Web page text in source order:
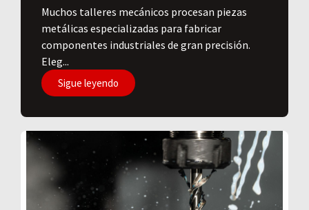
​Muchos talleres mecánicos procesan piezas
metálicas especializadas para fabricar
componentes industriales de gran precisión.
Eleg...
Sigue leyendo